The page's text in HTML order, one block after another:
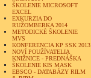
ŠKOLENIE MICROSOFT
EXCEL
EXKURZIA DO
RUŽOMBERKA 2014
METODICKÉ ŠKOLENIE
MVS
KONFERENCIA KP SSK 2013
NOVÍ POUŽÍVATELIA
KNIŽNICE - PREDNÁŠKA
ŠKOLENIE KIS MASK
EBSCO - DATABÁZY RILM